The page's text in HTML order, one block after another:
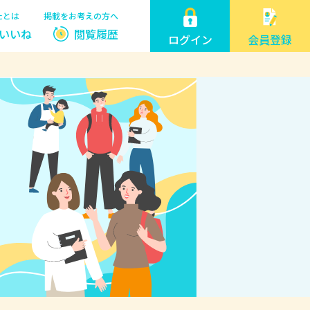
とは 掲載をお考えの方へ
いね 閲覧履歴 ログイン 会員登録